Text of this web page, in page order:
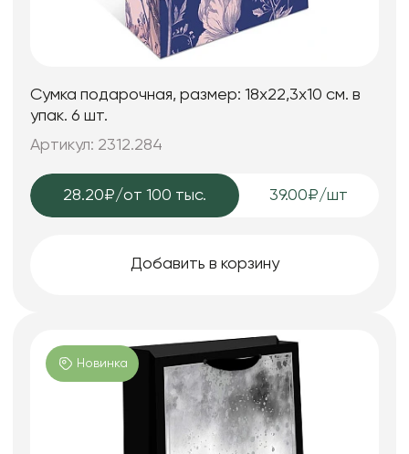
Сумка подарочная, размер: 18х22,3х10 см. в
упак. 6 шт.
Артикул: 2312.284
28.20₽/от 100 тыс. 39.00₽/шт
Добавить в корзину
Новинка